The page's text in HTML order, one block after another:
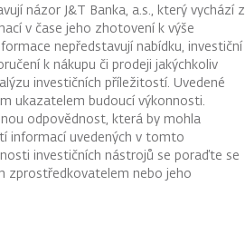
názor J&T Banka, a.s., který vychází z
v čase jeho zhotovení k výše
nepředstavují nabídku, investiční
k nákupu či prodeji jakýchkoliv
investičních příležitostí. Uvedené
ukazatelem budoucí výkonnosti.
odpovědnost, která by mohla
informací uvedených v tomto
investičních nástrojů se poraďte se
zprostředkovatelem nebo jeho